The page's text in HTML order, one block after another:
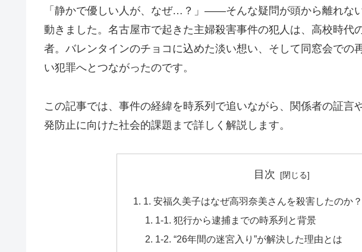
「静かで優しい人が、なぜ…？」——そんな疑問が頭から離れな
動きました。名古屋市で起きた主婦殺害事件の犯人は、高校時代
者。バレンタインのチョコに込めた淡い想い、そして同窓会での
い犯罪へとつながったのです。
この記事では、事件の経緯を時系列で追いながら、関係者の証言
発防止に向けた社会的課題まで詳しく解説します。
目次
1. 安福久美子はなぜ高羽奈美さんを殺害したのか
1-1. 犯行から逮捕までの時系列と背景
1-2. “26年間の迷宮入り”が解決した理由とは